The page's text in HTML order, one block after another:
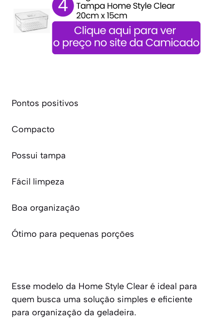
Pontos positivos
Compacto
Possui tampa
Fácil limpeza
Boa organização
Ótimo para pequenas porções
Esse modelo da Home Style Clear é ideal para
quem busca uma solução simples e eficiente
para organização da geladeira.